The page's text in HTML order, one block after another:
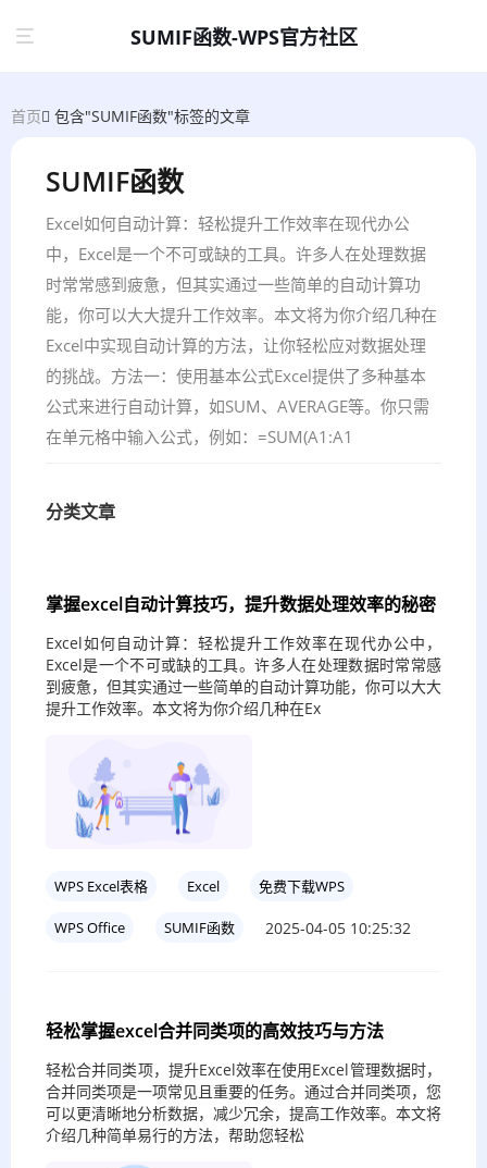
SUMIF函数-WPS官方社区
首页 包含"SUMIF函数"标签的文章
SUMIF函数
Excel如何自动计算：轻松提升工作效率在现代办公
中，Excel是一个不可或缺的工具。许多人在处理数据
时常常感到疲惫，但其实通过一些简单的自动计算功
能，你可以大大提升工作效率。本文将为你介绍几种在
Excel中实现自动计算的方法，让你轻松应对数据处理
的挑战。方法一：使用基本公式Excel提供了多种基本
公式来进行自动计算，如SUM、AVERAGE等。你只需
在单元格中输入公式，例如：=SUM(A1:A1
分类文章
掌握excel自动计算技巧，提升数据处理效率的秘密
Excel如何自动计算：轻松提升工作效率在现代办公中，
Excel是一个不可或缺的工具。许多人在处理数据时常常感
到疲惫，但其实通过一些简单的自动计算功能，你可以大大
提升工作效率。本文将为你介绍几种在Ex
WPS Excel表格 Excel 免费下载WPS
WPS Office SUMIF函数 2025-04-05 10:25:32
轻松掌握excel合并同类项的高效技巧与方法
轻松合并同类项，提升Excel效率在使用Excel管理数据时，
合并同类项是一项常见且重要的任务。通过合并同类项，您
可以更清晰地分析数据，减少冗余，提高工作效率。本文将
介绍几种简单易行的方法，帮助您轻松